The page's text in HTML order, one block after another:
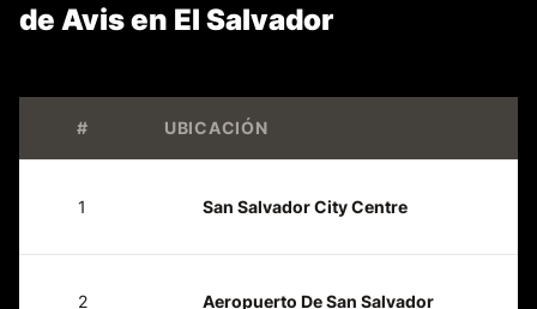
de Avis en El Salvador
# UBICACIÓN
1 San Salvador City Centre
2 Aeropuerto De San Salvador